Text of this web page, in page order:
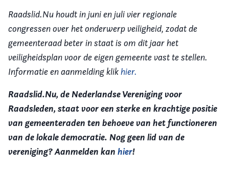
Raadslid.Nu houdt in juni en juli vier regionale
congressen over het onderwerp veiligheid, zodat de
gemeenteraad beter in staat is om dit jaar het
veiligheidsplan voor de eigen gemeente vast te stellen.
Informatie en aanmelding klikhier.
Raadslid.Nu, de Nederlandse Vereniging voor
Raadsleden, staat voor een sterke en krachtige positie
van gemeenteraden ten behoeve van het functioneren
van de lokale democratie. Nog geen lid van de
vereniging? Aanmelden kan hier!